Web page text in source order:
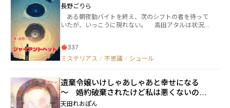
長野ごりら
ある朝夜勤バイトを終え、次のシフトの者を待って
いたが、いっこうに現れない。 高田アタルは状況が
で出会った者は皆「ジャイアントヘッド」という意味
不明な言葉を口にする。 い
337
ミステリアス / 不思議 / シュール
遺棄令嬢いけしゃあしゃあと幸せになる
～ 婚約破棄されたけど私は悪くないので
侯爵さまに嫁ぎます
天田れおぽん